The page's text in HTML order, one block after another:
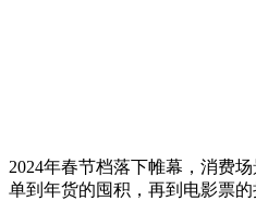
2024年春节档落下帷幕，消费
单到年货的囤积，再到电影票